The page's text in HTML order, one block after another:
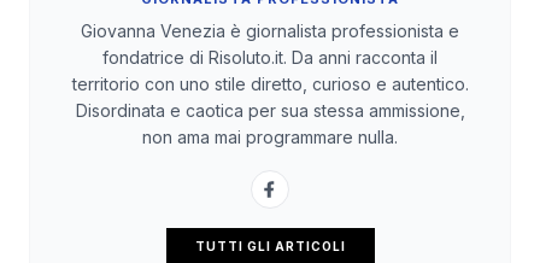
Giovanna Venezia è giornalista professionista e
fondatrice di Risoluto.it. Da anni racconta il
territorio con uno stile diretto, curioso e autentico.
Disordinata e caotica per sua stessa ammissione,
non ama mai programmare nulla.
TUTTI GLI ARTICOLI